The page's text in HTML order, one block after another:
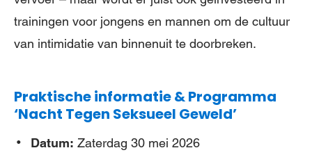
trainingen voor jongens en mannen om de cultuur
van intimidatie van binnenuit te doorbreken.
Praktische informatie & Programma
‘Nacht Tegen Seksueel Geweld’
Datum: Zaterdag 30 mei 2026